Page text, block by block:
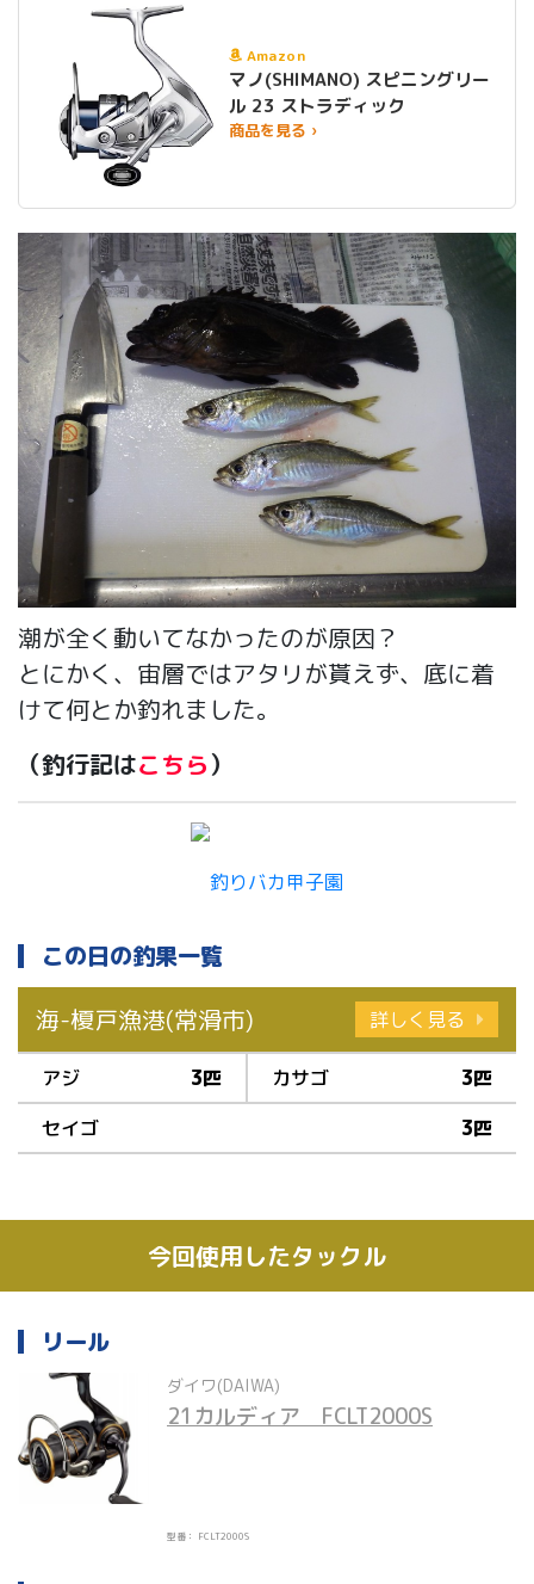
Amazon
マノ(SHIMANO) スピニングリー
ル 23 ストラディック
商品を見る ›
潮が全く動いてなかったのが原因？
とにかく、宙層ではアタリが貰えず、底に着
けて何とか釣れました。
（釣行記はこちら）
この日の釣果一覧
海-榎戸漁港(常滑市) 詳しく見る
アジ 3匹 カサゴ
3匹
セイゴ
3匹
今回使用したタックル
リール
ダイワ(DAIWA)
21カルディア　FCLT2000S
型番： FCLT2000S